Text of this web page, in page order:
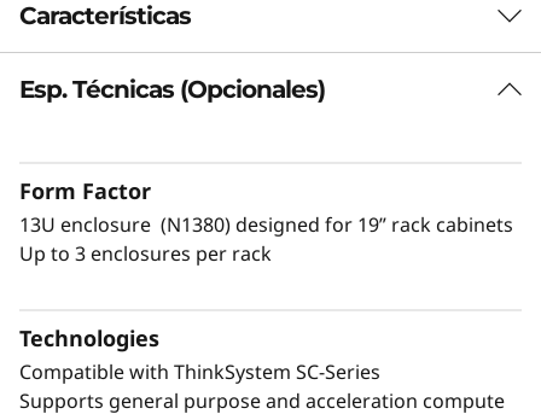
e
p
u
n
Características
Democratizar el acceso a la tecnología
ThinkSystem N1380 Neptune
diseñado minuciosamente para clientes de
supercomputación para HPC e IA de ExaScale
para escalar desde una unidad compacta 13U
hasta bastidores, filas y centros de datos
completos, cuenta con ocho ranuras para
Esp. Técnicas (Opcionales)
Form Factor
13U enclosure (N1380) designed for 19” rack cabinets
Up to 3 enclosures per rack
Technologies
Compatible with ThinkSystem SC-Series
Supports general purpose and acceleration compute